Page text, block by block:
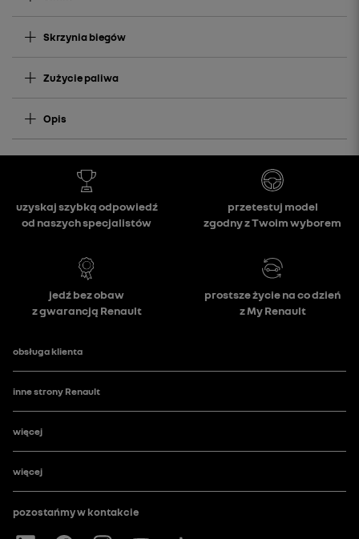
Skrzynia biegów
Zużycie paliwa
Opis